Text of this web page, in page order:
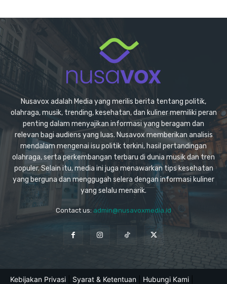
Nusavox adalah Media yang merilis berita tentang politik,
olahraga, musik, trending, kesehatan, dan kuliner memiliki peran
penting dalam menyajikan informasi yang beragam dan
relevan bagi audiens yang luas. Nusavox memberikan analisis
mendalam mengenai isu politik terkini, hasil pertandingan
olahraga, serta perkembangan terbaru di dunia musik dan tren
populer. Selain itu, media ini juga menawarkan tips kesehatan
yang berguna dan menggugah selera dengan informasi kuliner
yang selalu menarik.
Contact us: admin@nusavoxmedia.id
Kebijakan Privasi Syarat & Ketentuan Hubungi Kami